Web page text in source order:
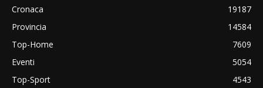
Cronaca
19187
Provincia
14584
Top-Home
7609
Eventi
5054
Top-Sport
4543